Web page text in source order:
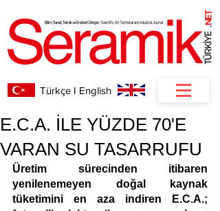
.
NET
Türkçe I English
E.C.A. İLE YÜZDE 70'E
VARAN SU TASARRUFU
Üretim sürecinden itibaren
yenilenemeyen doğal kaynak
tüketimini en aza indiren E.C.A.;